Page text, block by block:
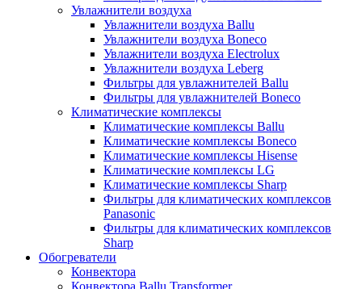
Увлажнители воздуха
Увлажнители воздуха Ballu
Увлажнители воздуха Boneco
Увлажнители воздуха Electrolux
Увлажнители воздуха Leberg
Фильтры для увлажнителей Ballu
Фильтры для увлажнителей Boneco
Климатические комплексы
Климатические комплексы Ballu
Климатические комплексы Boneco
Климатические комплексы Hisense
Климатические комплексы LG
Климатические комплексы Sharp
Фильтры для климатических комплексов
Panasonic
Фильтры для климатических комплексов
Sharp
Обогреватели
Конвектора